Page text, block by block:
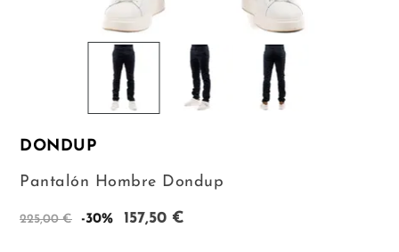
DONDUP
Pantalón Hombre Dondup
225,00 € -30% 157,50 €